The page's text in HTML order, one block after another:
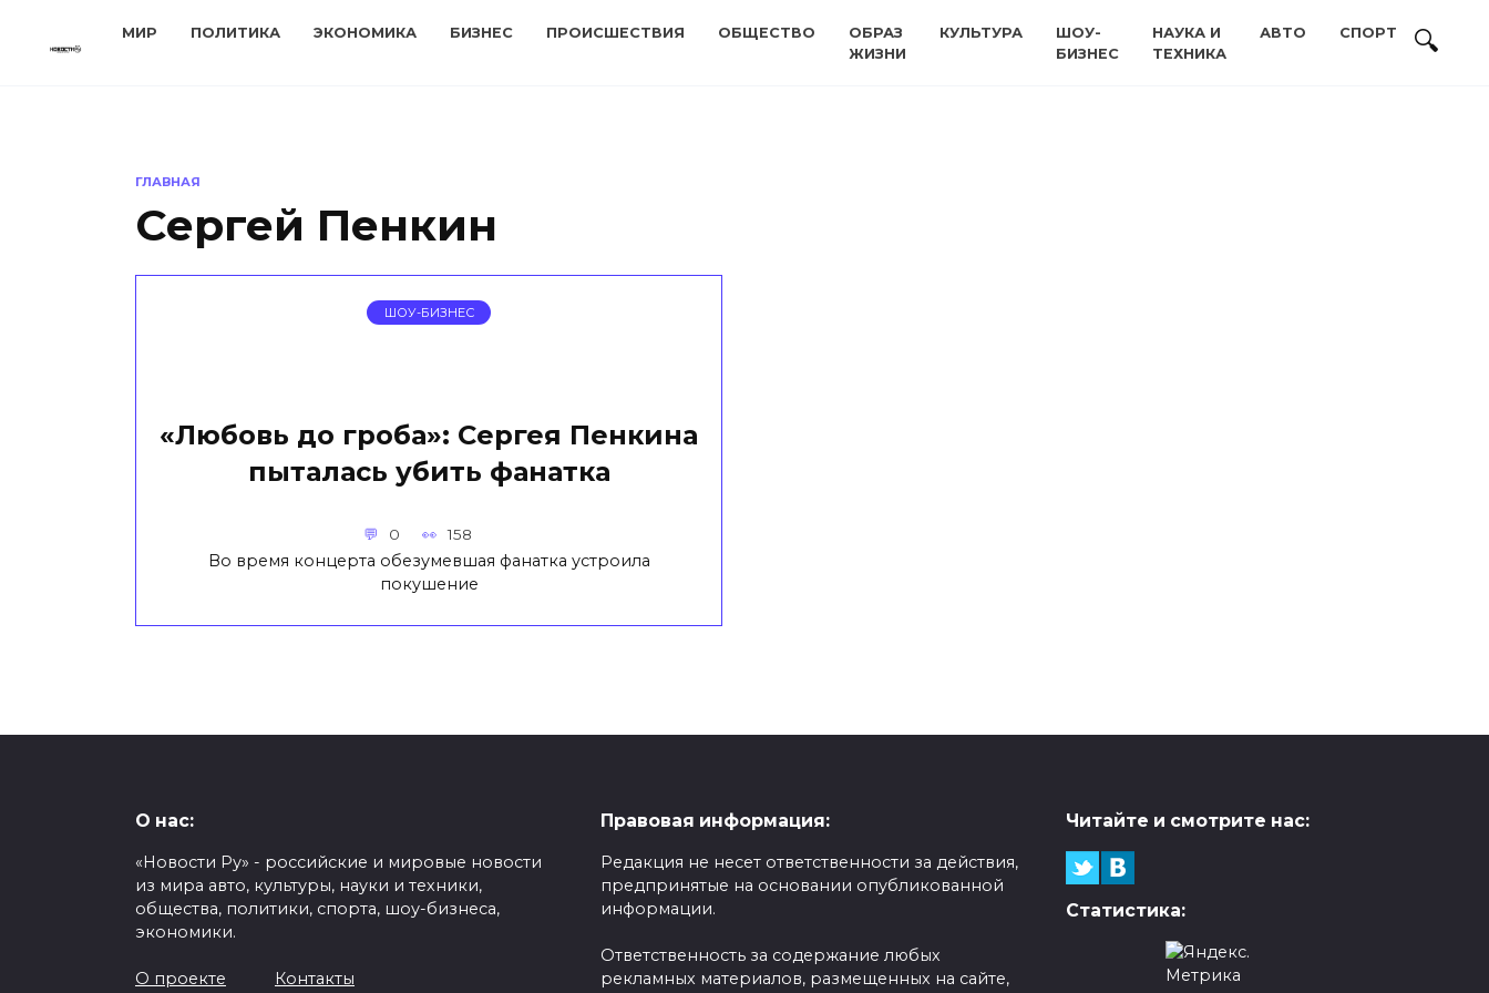
МИР ПОЛИТИКА ЭКОНОМИКА БИЗНЕС ПРОИСШЕСТВИЯ ОБЩЕСТВО
ОБРАЗ
ЖИЗНИ
КУЛЬТУРА
ШОУ-
БИЗНЕС
НАУКА И
ТЕХНИКА
АВТО СПОРТ
ГЛАВНАЯ
Сергей Пенкин
ШОУ-БИЗНЕС
«Любовь до гроба»: Сергея Пенкина
пыталась убить фанатка
0 158
Во время концерта обезумевшая фанатка устроила
покушение
О нас:
«Новости Ру» - российские и мировые новости
из мира авто, культуры, науки и техники,
общества, политики, спорта, шоу-бизнеса,
экономики.
О проекте Контакты
Правовая информация:
Редакция не несет ответственности за действия,
предпринятые на основании опубликованной
информации.
Ответственность за содержание любых
рекламных материалов, размещенных на сайте,
Читайте и смотрите нас:
Статистика: